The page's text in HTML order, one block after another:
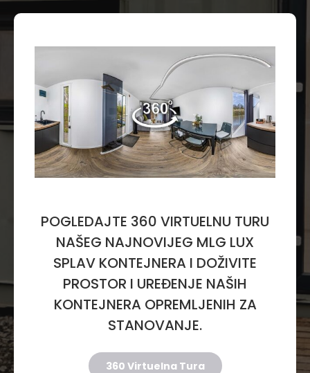
POGLEDAJTE 360 VIRTUELNU TURU
NAŠEG NAJNOVIJEG MLG LUX
SPLAV KONTEJNERA I DOŽIVITE
PROSTOR I UREĐENJE NAŠIH
KONTEJNERA OPREMLJENIH ZA
STANOVANJE.
360 Virtuelna Tura